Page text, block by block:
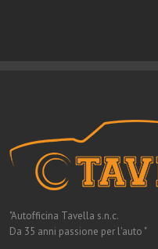
"Autofficina Tavella s.n.c.
Da 35 anni passione per l'auto "